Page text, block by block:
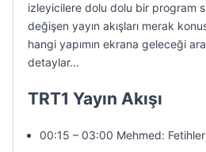
izleyicilere dolu dolu bir program
değişen yayın akışları merak
hangi yapımın ekrana geleceği
detaylar…
TRT1 Yayın Akışı
00:15 – 03:00 Mehmed: Fetihler